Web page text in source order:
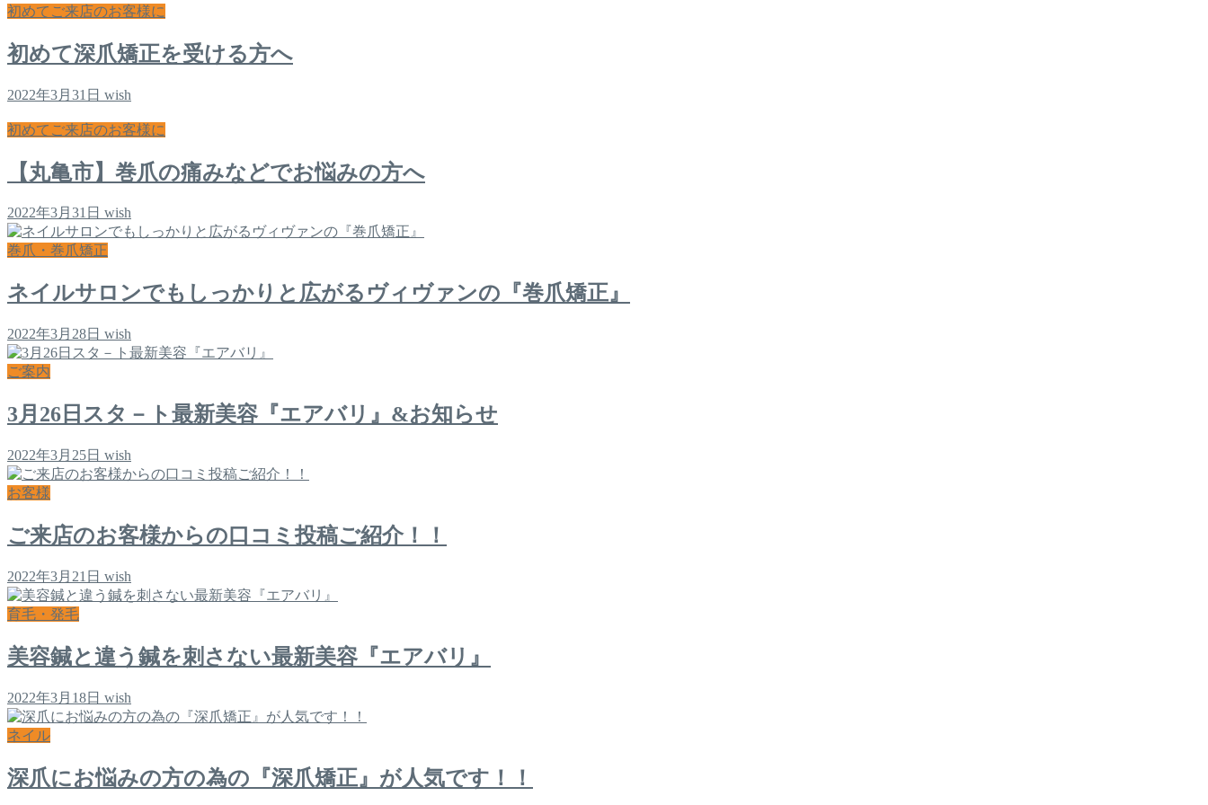
初めてご来店のお客様に
初めて深爪矯正を受ける方へ
2022年3月31日 wish
初めてご来店のお客様に
【丸亀市】巻爪の痛みなどでお悩みの方へ
2022年3月31日 wish
巻爪・巻爪矯正
ネイルサロンでもしっかりと広がるヴィヴァンの『巻爪矯正』
2022年3月28日 wish
ご案内
3月26日スタ－ト最新美容『エアバリ』&お知らせ
2022年3月25日 wish
お客様
ご来店のお客様からの口コミ投稿ご紹介！！
2022年3月21日 wish
育毛・発毛
美容鍼と違う鍼を刺さない最新美容『エアバリ』
2022年3月18日 wish
ネイル
深爪にお悩みの方の為の『深爪矯正』が人気です！！